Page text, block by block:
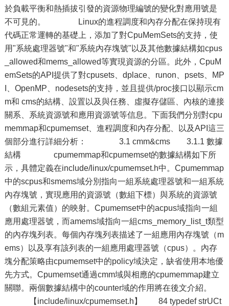
於負載平衡和熱插拔引發的資源物理編號的變化對應用號是
不可見的。 Linux的進程調度和內存分配在保持現有
代碼正常運轉的基礎上，添加了對CpuMemSets的支持，使
用"系統處理器號"和"系統內存塊號"以及其他數據結構如cpus
_allowed和mems_allowed等實現資源的分區。此外，CpuM
emSets的API提供了對cpusets、dplace、runon、psets、MP
I、OpenMP、nodesets的支持，並且提供/proc接口以顯示cm
m和 cms的結構、設置以及與任務、虛擬存儲區、內核的連接
關系、系統資源號和應用資源號等信息。下面我們分別對cpu
memmap和cpumemset、進程調度和內存分配、以及API這三
個部分進行詳細分析： 3.1 cmm&cms 3.1.1 數據
結構 cpumemmap和cpumemset的數據結構如下所
示，具體定義在include/linux/cpumemset.h中。Cpumemmap
中的scpus和smems域分別指向一組系統處理器號和一組系統
內存塊號，實現應用的資源號（數組下標）與系統的資源號
（數組元素值）的映射。Cpumemset中的acpus域指向一組
應用處理器號，而amems域指向一組cms_memory_list_t類型
的內存塊列表。每個內存塊列表描述了一組應用內存塊號（m
ems）以及享有該列表的一組應用處理器號（cpus）。內存
塊分配策略由cpumemset中的policy域決定，缺省使用本地優
先方式。Cpumemset通過cmm域與相應的cpumemmap建立
關聯。兩個數據結構中的counter域的作用將在後文介紹。
【include/linux/cpumemset.h】 84 typedef strUCt